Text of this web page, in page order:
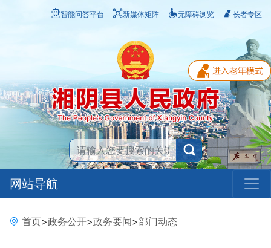
智能问答平台 新媒体矩阵 无障碍浏览 长者专区
网站导航
首页>政务公开>政务要闻>部门动态